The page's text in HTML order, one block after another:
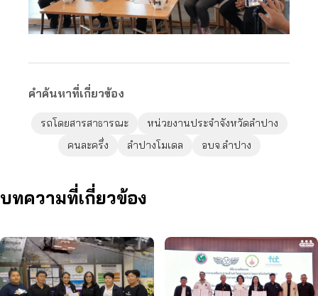
คำค้นหาที่เกี่ยวข้อง
รถโดยสารสาธารณะ
หน่วยงานประจำจังหวัดลำปาง
คนละครึ่ง
ลำปางโมเดล อบจ.ลำปาง
บทความที่เกี่ยวข้อง